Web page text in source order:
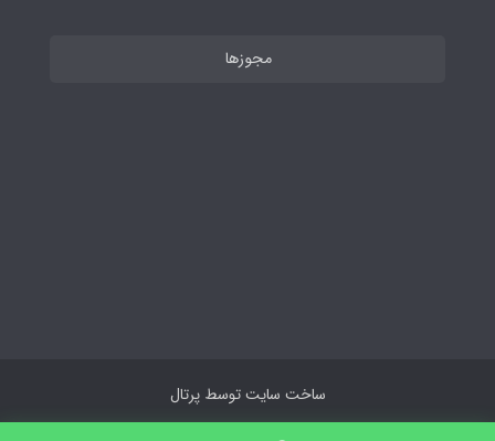
مجوزها
ساخت سایت توسطپرتال